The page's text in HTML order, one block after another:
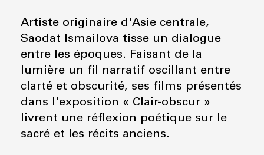
Artiste originaire d'Asie centrale,
Saodat Ismailova tisse un dialogue
entre les époques. Faisant de la
lumière un fil narratif oscillant entre
clarté et obscurité, ses films présentés
dans l'exposition « Clair-obscur »
livrent une réflexion poétique sur le
sacré et les récits anciens.